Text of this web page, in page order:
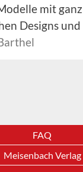
mit ganz
Designs
FAQ
Meisenbach Verlag